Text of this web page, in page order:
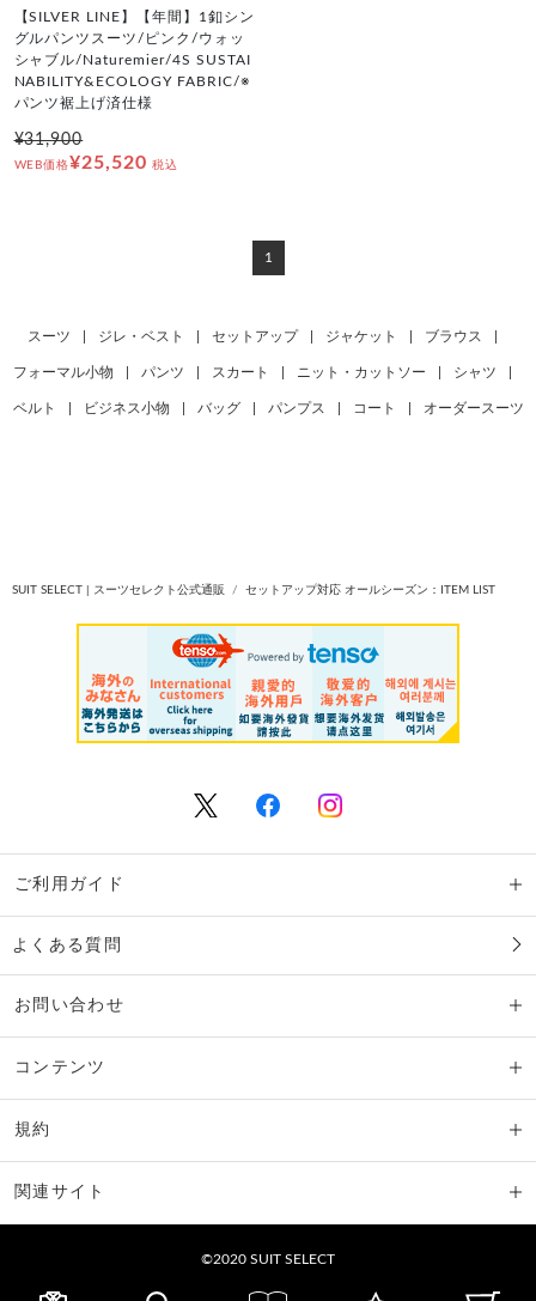
【SILVER LINE】【年間】1釦シン
グルパンツスーツ/ピンク/ウォッ
シャブル/Naturemier/4S SUSTAI
NABILITY&ECOLOGY FABRIC/※
パンツ裾上げ済仕様
¥31,900
WEB価格¥25,520 税込
1
スーツ ジレ・ベスト セットアップ ジャケット ブラウス
フォーマル小物 パンツ スカート ニット・カットソー シャツ
ベルト ビジネス小物 バッグ パンプス コート オーダースーツ
SUIT SELECT | スーツセレクト公式通販 セットアップ対応 オールシーズン：ITEM LIST
ご利用ガイド
よくある質問
お問い合わせ
コンテンツ
規約
関連サイト
©2020 SUIT SELECT